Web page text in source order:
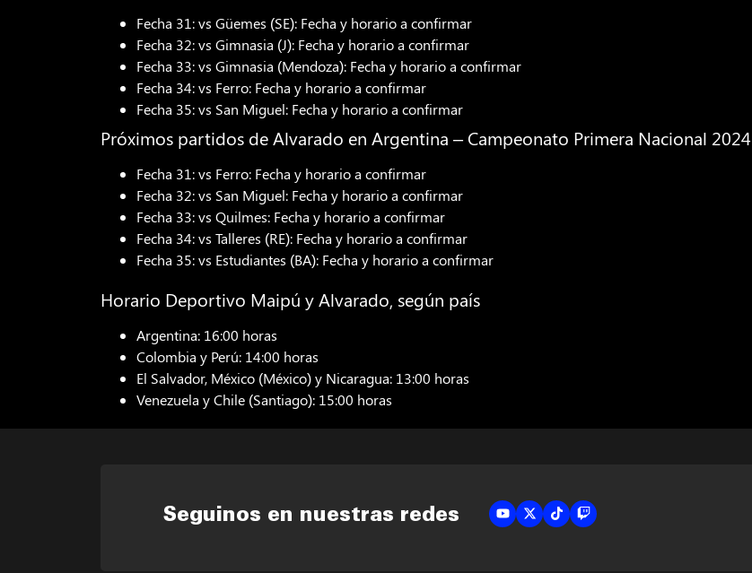
Fecha 31: vs Güemes (SE): Fecha y horario a confirmar
Fecha 32: vs Gimnasia (J): Fecha y horario a confirmar
Fecha 33: vs Gimnasia (Mendoza): Fecha y horario a confirmar
Fecha 34: vs Ferro: Fecha y horario a confirmar
Fecha 35: vs San Miguel: Fecha y horario a confirmar
Próximos partidos de Alvarado en Argentina – Campeonato Primera Nacional 2024
Fecha 31: vs Ferro: Fecha y horario a confirmar
Fecha 32: vs San Miguel: Fecha y horario a confirmar
Fecha 33: vs Quilmes: Fecha y horario a confirmar
Fecha 34: vs Talleres (RE): Fecha y horario a confirmar
Fecha 35: vs Estudiantes (BA): Fecha y horario a confirmar
Horario Deportivo Maipú y Alvarado, según país
Argentina: 16:00 horas
Colombia y Perú: 14:00 horas
El Salvador, México (México) y Nicaragua: 13:00 horas
Venezuela y Chile (Santiago): 15:00 horas
Seguinos en nuestras redes